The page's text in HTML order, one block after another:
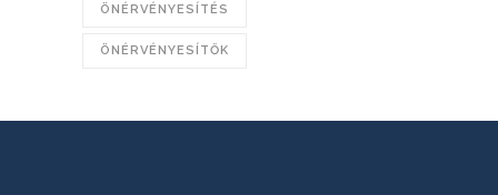
ÖNÉRVÉNYESÍTÉS
ÖNÉRVÉNYESÍTŐK